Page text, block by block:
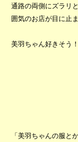
通路の両側にズラリ
囲気のお店が目に止ま
美羽ちゃん好きそう
「美羽ちゃんの服と